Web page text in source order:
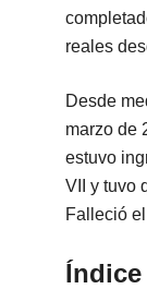
reales
Desde
marzo de
estuvo
VII y tuvo
Falleció
Índice